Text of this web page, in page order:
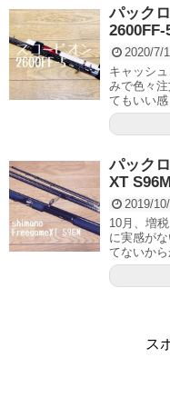
パック
2600FF-
2020/7/1
キャッシ
みで色々
てもいい
パック
XT S96M
2019/
10月、増
に実感が
てないか
ス